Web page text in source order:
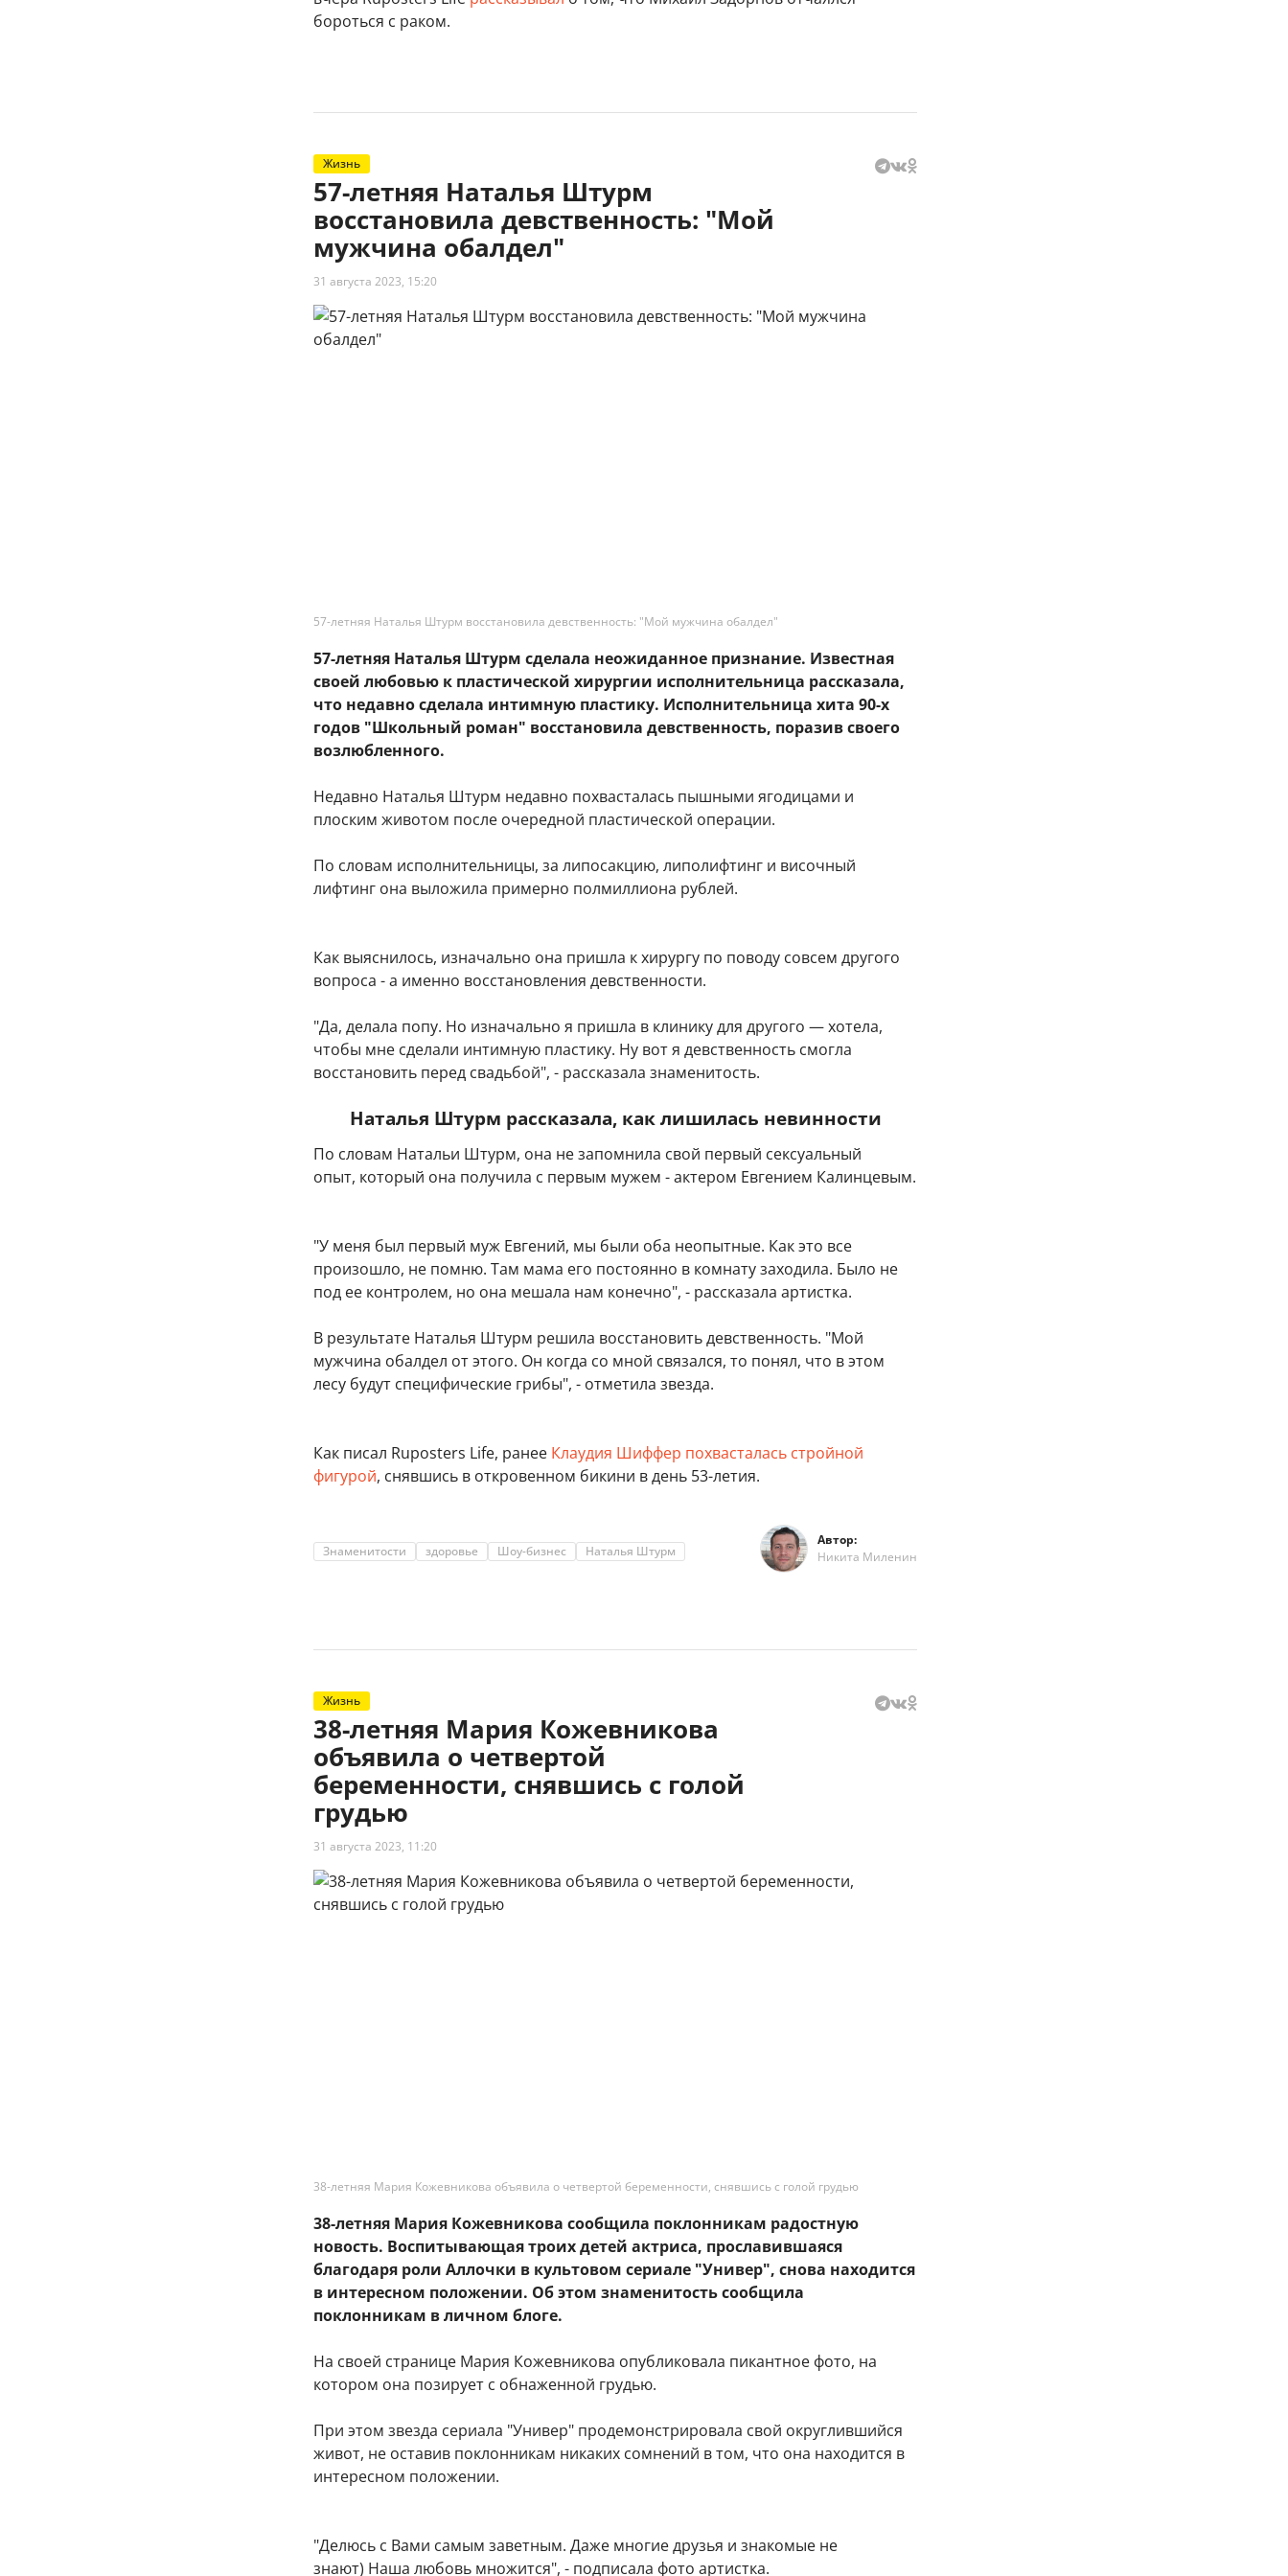
бороться с раком.
Жизнь
57-летняя Наталья Штурм
восстановила девственность: "Мой
мужчина обалдел"
31 августа 2023, 15:20
57-летняя Наталья Штурм восстановила девственность: "Мой мужчина обалдел"
57-летняя Наталья Штурм сделала неожиданное признание. Известная
своей любовью к пластической хирургии исполнительница рассказала,
что недавно сделала интимную пластику. Исполнительница хита 90-х
годов "Школьный роман" восстановила девственность, поразив своего
возлюбленного.
Недавно Наталья Штурм недавно похвасталась пышными ягодицами и
плоским животом после очередной пластической операции.
По словам исполнительницы, за липосакцию, липолифтинг и височный
лифтинг она выложила примерно полмиллиона рублей.
Как выяснилось, изначально она пришла к хирургу по поводу совсем другого
вопроса - а именно восстановления девственности.
"Да, делала попу. Но изначально я пришла в клинику для другого — хотела,
чтобы мне сделали интимную пластику. Ну вот я девственность смогла
восстановить перед свадьбой", - рассказала знаменитость.
Наталья Штурм рассказала, как лишилась невинности
По словам Натальи Штурм, она не запомнила свой первый сексуальный
опыт, который она получила с первым мужем - актером Евгением Калинцевым.
"У меня был первый муж Евгений, мы были оба неопытные. Как это все
произошло, не помню. Там мама его постоянно в комнату заходила. Было не
под ее контролем, но она мешала нам конечно", - рассказала артистка.
В результате Наталья Штурм решила восстановить девственность. "Мой
мужчина обалдел от этого. Он когда со мной связался, то понял, что в этом
лесу будут специфические грибы", - отметила звезда.
Как писал Ruposters Life, ранее Клаудия Шиффер похвасталась стройной
фигурой, снявшись в откровенном бикини в день 53-летия.
Знаменитости здоровье Шоу-бизнес Наталья Штурм
Автор:
Никита Миленин
Жизнь
38-летняя Мария Кожевникова
объявила о четвертой
беременности, снявшись с голой
грудью
31 августа 2023, 11:20
38-летняя Мария Кожевникова объявила о четвертой беременности, снявшись с голой грудью
38-летняя Мария Кожевникова сообщила поклонникам радостную
новость. Воспитывающая троих детей актриса, прославившаяся
благодаря роли Аллочки в культовом сериале "Универ", снова находится
в интересном положении. Об этом знаменитость сообщила
поклонникам в личном блоге.
На своей странице Мария Кожевникова опубликовала пикантное фото, на
котором она позирует с обнаженной грудью.
При этом звезда сериала "Универ" продемонстрировала свой округлившийся
живот, не оставив поклонникам никаких сомнений в том, что она находится в
интересном положении.
"Делюсь с Вами самым заветным. Даже многие друзья и знакомые не
знают) Наша любовь множится", - подписала фото артистка.